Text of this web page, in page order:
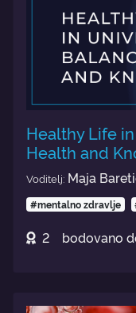
Healthy Life
Health and
Voditelj: Maja
#mentalno zdravlje
2 bodovano